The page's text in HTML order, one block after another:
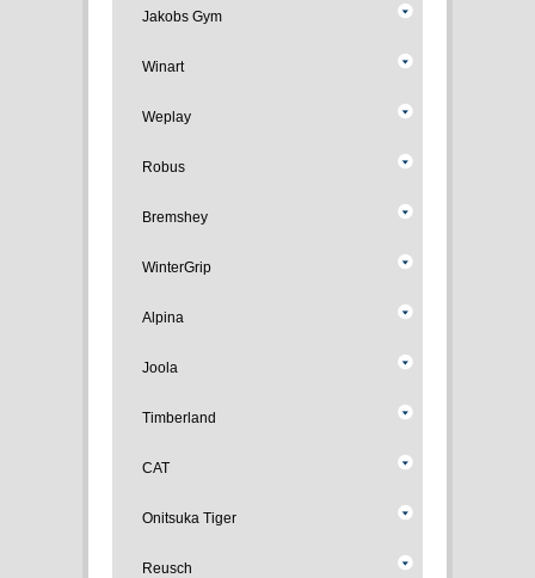
Jakobs Gym
Winart
Weplay
Robus
Bremshey
WinterGrip
Alpina
Joola
Timberland
CAT
Onitsuka Tiger
Reusch